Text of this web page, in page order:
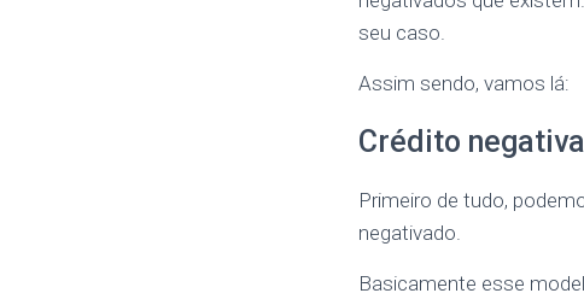
seu caso.
Assim sendo, vamos lá:
Crédito
Primeiro de tudo,
negativado.
Basicamente esse